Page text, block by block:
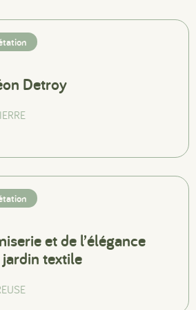
Detroy
et de l’élégance
textile